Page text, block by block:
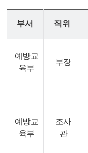
부서 직위
예방교
육부
부장
예방교
육부
조사
관